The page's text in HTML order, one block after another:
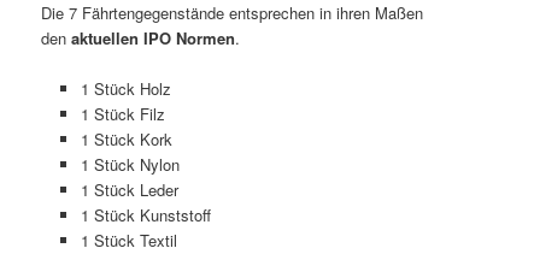
Die 7 Fährtengegenstände entsprechen in ihren Maßen
denaktuellen IPO Normen.
1 Stück Holz
1 Stück Filz
1 Stück Kork
1 Stück Nylon
1 Stück Leder
1 Stück Kunststoff
1 Stück Textil